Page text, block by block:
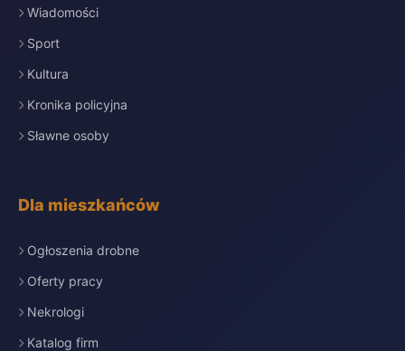
Wiadomości
Sport
Kultura
Kronika policyjna
Sławne osoby
Dla mieszkańców
Ogłoszenia drobne
Oferty pracy
Nekrologi
Katalog firm